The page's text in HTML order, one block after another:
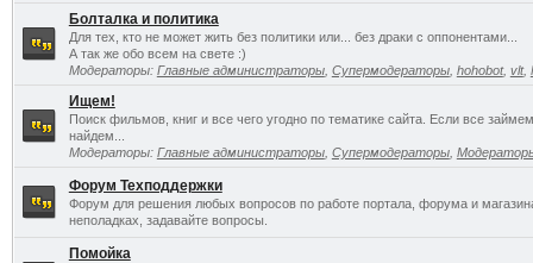
Болталка и политика
Для тех, кто не может жить без политики или... без драки с оппонентами...
А так же обо всем на свете :)
Модераторы: Главные администраторы, Супермодераторы, hohobot, vlt,
Ищем!
Поиск фильмов, книг и все чего угодно по тематике сайта. Если все
найдем...
Модераторы: Главные администраторы, Супермодераторы,
Форум Техподдержки
Форум для решения любых вопросов по работе портала, форума и
неполадках, задавайте вопросы.
Помойка